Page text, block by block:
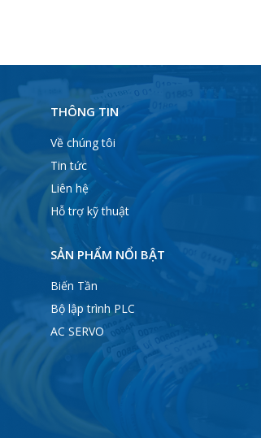
THÔNG TIN
Về chúng tôi
Tin tức
Liên hệ
Hỗ trợ kỹ thuật
SẢN PHẨM NỔI BẬT
Biến Tần
Bộ lập trình PLC
AC SERVO